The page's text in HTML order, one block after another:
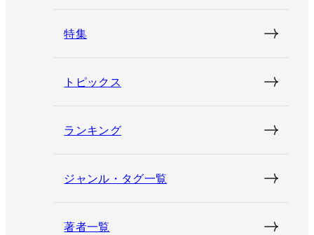
特集
トピックス
ランキング
ジャンル・タグ一覧
著者一覧